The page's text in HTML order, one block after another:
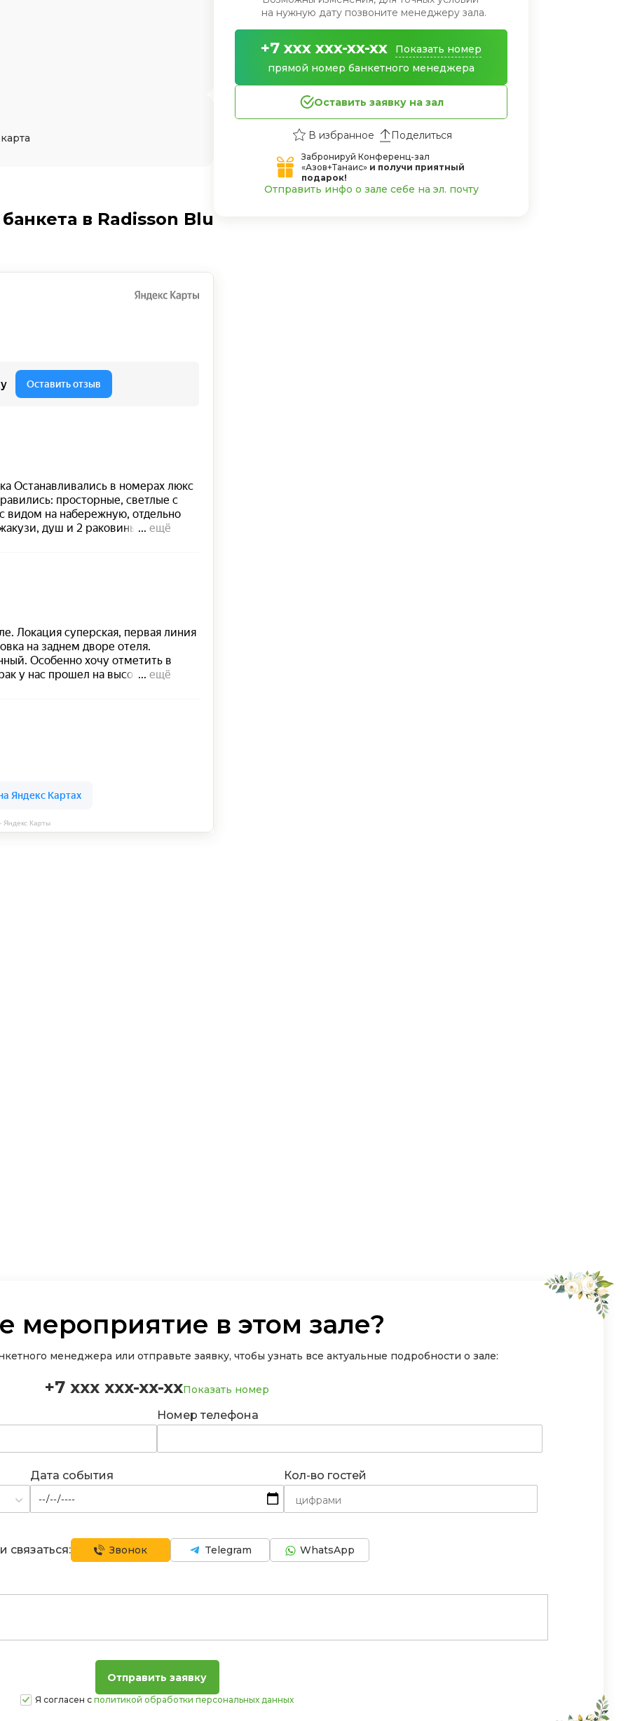
в Radisson Blu
Яндекс Карты
на нужную дату позвоните менеджеру зала.
+7 xxx xxx-xx-xx
Показать номер
прямой номер банкетного менеджера
Оставить заявку на зал
Поделиться
Забронируй Конференц-зал
«Азов+Танаис» и получи приятный
подарок!
Отправить инфо о зале себе на эл. почту
мероприятие в этом зале?
менеджера или отправьте заявку, чтобы узнать все актуальные подробности о зале:
+7 xxx xxx-xx-xxПоказать номер
Номер телефона
Дата события Кол-во гостей
связаться: Звонок WhatsApp
Telegram
Я согласен с политикой обработки персональных данных